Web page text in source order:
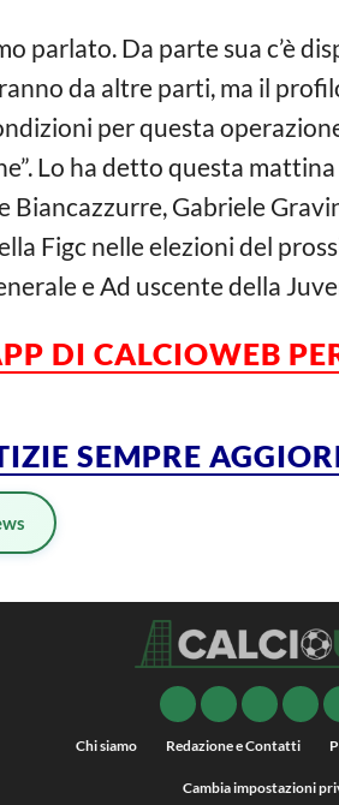
parlato. Da parte sua c’è
da altre parti, ma il
per questa
Lo ha detto questa
Biancazzurre, Gabriele
Figc nelle elezioni del
e Ad uscente della
DI CALCIOWEB
SEMPRE
Chi siamo Redazione e Contatti
Cambia impostazioni